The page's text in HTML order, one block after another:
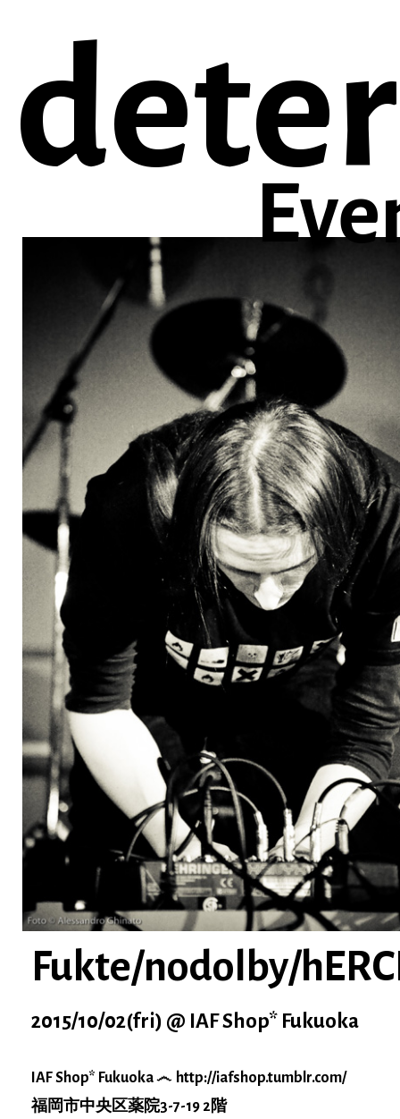
Fukte/nodolby/
2015/10/02(fri) @ IAF Shop* Fukuoka
IAF Shop* Fukuoka
http://iafshop.tumblr.com/
福岡市中央区薬院3-7-19 2階